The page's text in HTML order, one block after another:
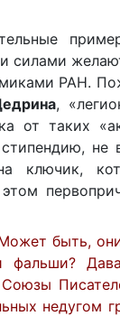
силами
РАН.
,
от таких
ключик,
быть,
недугом